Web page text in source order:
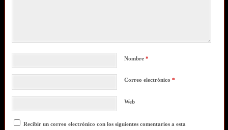
Nombre *
Correo electrónico *
Web
Recibir un correo electrónico con los siguientes comentarios a esta